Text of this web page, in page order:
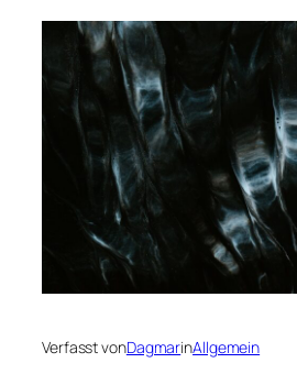
Verfasst vonDagmarinAllgemein